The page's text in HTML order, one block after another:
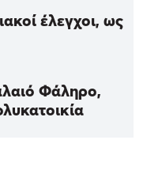
έλεγχοι, ως
Φάληρο,